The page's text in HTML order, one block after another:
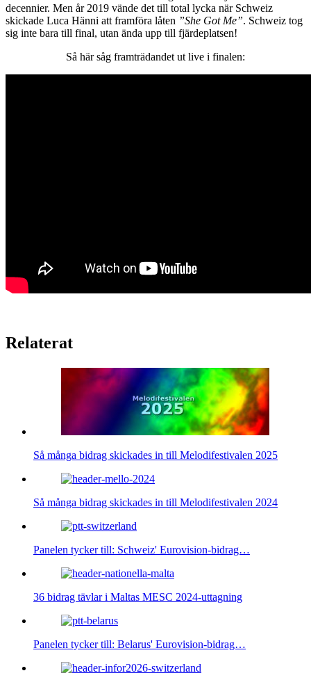
decennier. Men år 2019 vände det till total lycka när Schweiz
skickade Luca Hänni att framföra låten ”She Got Me”. Schweiz tog
sig inte bara till final, utan ända upp till fjärdeplatsen!
Så här såg framträdandet ut live i finalen:
Relaterat
Så många bidrag skickades in till Melodifestivalen 2025
Så många bidrag skickades in till Melodifestivalen 2024
Panelen tycker till: Schweiz' Eurovision-bidrag…
36 bidrag tävlar i Maltas MESC 2024-uttagning
Panelen tycker till: Belarus' Eurovision-bidrag…